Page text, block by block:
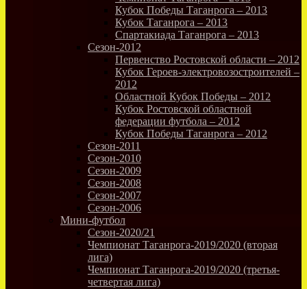
Кубок Победы Таганрога – 2013
Кубок Таганрога – 2013
Спартакиада Таганрога – 2013
Сезон-2012
Первенство Ростовской области – 2012
Кубок Героев-электровозостроителей –
2012
Областной Кубок Победы – 2012
Кубок Ростовской областной
федерации футбола – 2012
Кубок Победы Таганрога – 2012
Сезон-2011
Сезон-2010
Сезон-2009
Сезон-2008
Сезон-2007
Сезон-2006
Мини-футбол
Сезон-2020/21
Чемпионат Таганрога-2019/2020 (вторая
лига)
Чемпионат Таганрога-2019/2020 (третья-
четвертая лига)